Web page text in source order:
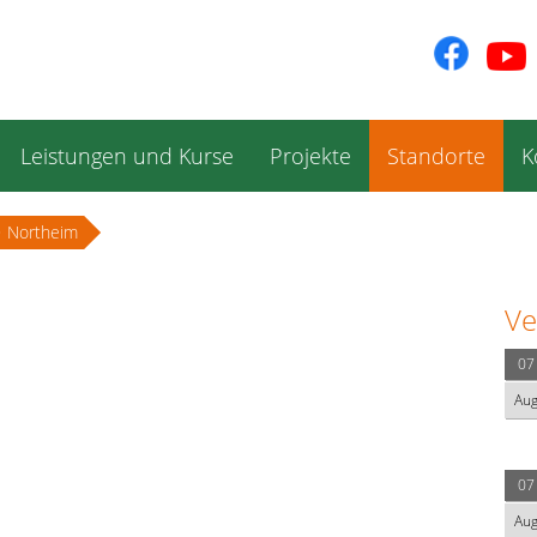
Leistungen und Kurse Projekte Standorte
Northeim
07
Aug
07
Aug